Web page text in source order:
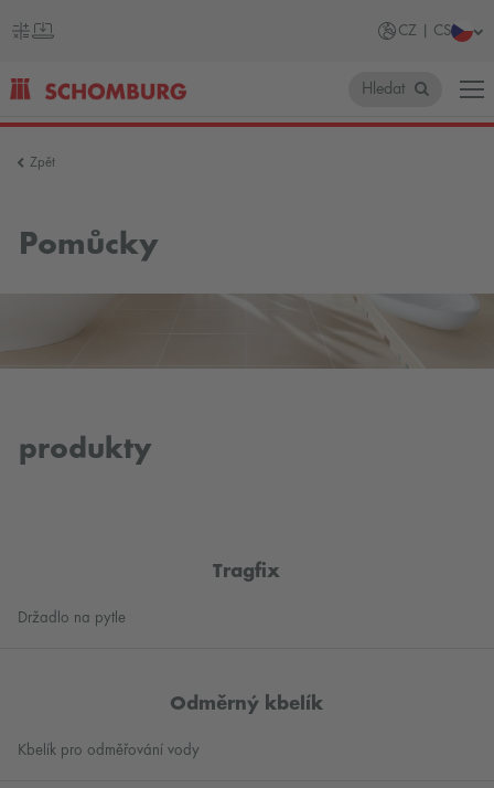
CZ | CS
Česko
Hledat
Zpět
Pomůcky
produkty
Tragfix
Držadlo na pytle
Odměrný kbelík
Kbelík pro odměřování vody